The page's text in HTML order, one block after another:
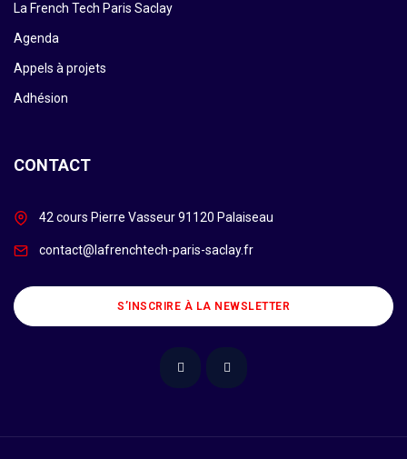
La French Tech Paris Saclay
Agenda
Appels à projets
Adhésion
CONTACT
42 cours Pierre Vasseur 91120 Palaiseau
contact@lafrenchtech-paris-saclay.fr
S’INSCRIRE À LA NEWSLETTER